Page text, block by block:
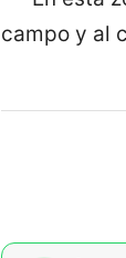
campo y al